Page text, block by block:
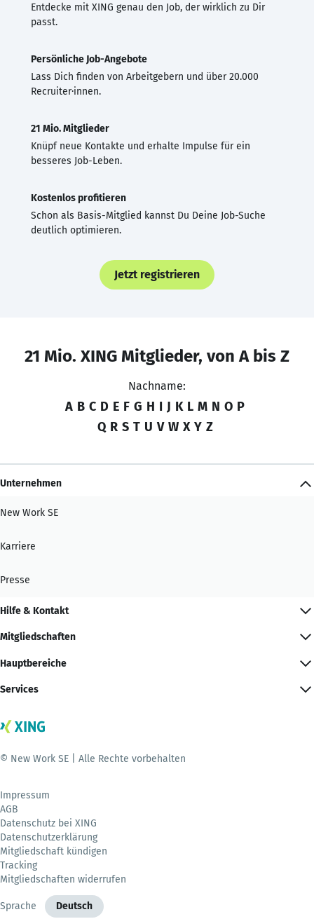
Entdecke mit XING genau den Job, der wirklich zu Dir
passt.
Persönliche Job-Angebote
Lass Dich finden von Arbeitgebern und über 20.000
Recruiter·innen.
21 Mio. Mitglieder
Knüpf neue Kontakte und erhalte Impulse für ein
besseres Job-Leben.
Kostenlos profitieren
Schon als Basis-Mitglied kannst Du Deine Job-Suche
deutlich optimieren.
Jetzt registrieren
21 Mio. XING Mitglieder, von A bis Z
Nachname:
A B C D E F G H I J K L M N O P
Q R S T U V W X Y Z
Unternehmen
New Work SE
Karriere
Presse
Hilfe & Kontakt
Mitgliedschaften
Hauptbereiche
Services
© New Work SE | Alle Rechte vorbehalten
Impressum
AGB
Datenschutz bei XING
Datenschutzerklärung
Mitgliedschaft kündigen
Tracking
Mitgliedschaften widerrufen
Sprache Deutsch